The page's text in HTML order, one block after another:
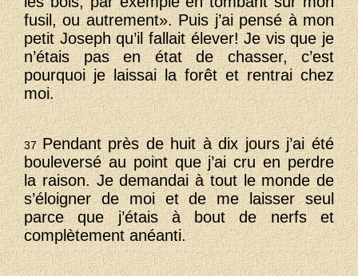
fusil, ou autrement». Puis j’ai pensé à mon
petit Joseph qu’il fallait élever! Je vis que je
n’étais pas en état de chasser, c’est
pourquoi je laissai la forêt et rentrai chez
moi.
37Pendant près de huit à dix jours j’ai été
bouleversé au point que j’ai cru en perdre
la raison. Je demandai à tout le monde de
s’éloigner de moi et de me laisser seul
parce que j’étais à bout de nerfs et
complètement anéanti.